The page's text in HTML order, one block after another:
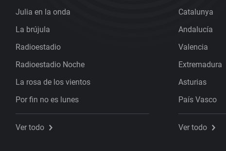
Julia en la onda
La brújula
Radioestadio
Radioestadio Noche
La rosa de los vientos
Por fin no es lunes
Ver todo
Catalunya
Andalucía
Valencia
Extremadura
Asturias
País Vasco
Ver todo